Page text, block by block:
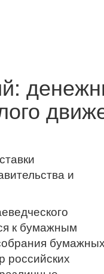
и
к бумажным
бумажных
российских